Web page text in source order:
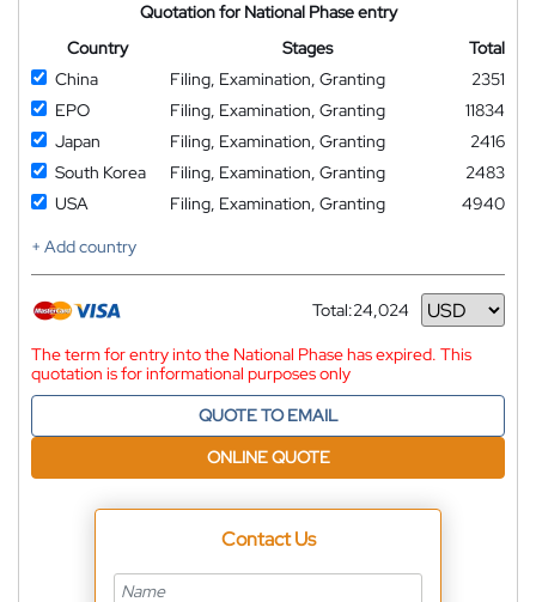
Quotation for National Phase entry
Country
Stages
Total
China
Filing, Examination, Granting
2351
EPO
Filing, Examination, Granting
11834
Japan
Filing, Examination, Granting
2416
South Korea
Filing, Examination, Granting
2483
USA
Filing, Examination, Granting
4940
+ Add country
Total:24,024
Currency
The term for entry into the National Phase has expired. This
quotation is for informational purposes only
QUOTE TO EMAIL
ONLINE QUOTE
Contact Us